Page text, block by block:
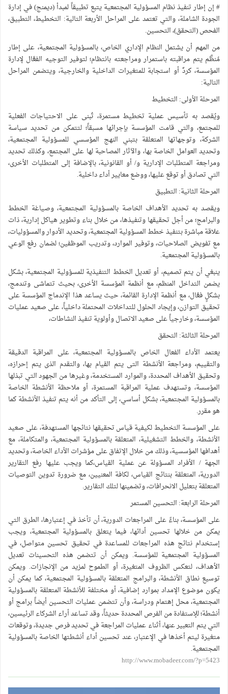
# إن إطار تنفيذ نظام المسؤولية المجتمعية يتبع تطبيقاً لمبدأ (ديمنج) في إدارة
الجودة الشاملة، والتي تعتمد على المراحل الأربعة التالية: التخطيط، التطبيق،
الفحص (التحقق)، التحسين.
من المهم أن يشتمل النظام الإداري الخاص، بالمسؤولية المجتمعية، على إطار
مُنظَّم يتم مراقبته باستمرار ومراجعته بانتظام؛ لتوفير التوجيه الفعَّال لإدارة
المؤسسة، كردِّ أو استجابة للمتغيرات الداخلية والخارجية، ويتضمن المراحل
التالية:
المرحلة الأولى: التخطيط
ويُقصد به تأسيس عملية تخطيط مستمرة، تُبنى على الاحتياجات الفعلية
للمجتمع، والتي قامت المؤسسة بإجرائها مسبقاً؛ لتتمكن من تحديد سياسة
الشركة، وتوجهاتها المتعلقة بتبني النهج المؤسسي للمسؤولية المجتمعية،
وتحديد العوامل الخاصة بها، والآثار المصاحبة لها على المجتمع، وكذلك تحديد
ومراجعة المتطلبات الإدارية و/ أو القانونية، بالإضافة إلى المتطلبات الأخرى،
التي تصادق أو توقع عليها، ووضع معايير أداء داخلية.
المرحلة الثانية: التطبيق
ويقصد به تحديد الأهداف الخاصة بالمسؤولية المجتمعية، وصياغة الخطط
والبرامج؛ من أجل تحقيقها وتنفيذها، من خلال بناء وتطوير هياكل إدارية، ذات
علاقة مباشرة بتنفيذ خطط المسؤولية المجتمعية، وتحديد الأدوار والمسؤوليات،
مع تفويض الصلاحيات، وتوفير الموارد، وتدريب الموظفين؛ لضمان رفع الوعي
بالمسؤولية المجتمعية.
ينبغي أن يتم تصميم، أو تعديل الخطط التنفيذية للمسؤولية المجتمعية، بشكل
يضمن التداخل المنظم، مع أنظمة المؤسسة الأخرى، بحيث تتماشى وتندمج،
بشكلٍ فعَّال، مع أنظمة الإدارة القائمة، حيث يساعد هذا الإندماج المؤسسة على
تحقيق التوازن، وإيجاد الحلول للتداخلات المحتملة داخلياً، على صعيد عمليات
المؤسسة، وخارجياً على صعيد الاتصال وأولوية تنفيذ النشاطات،
المرحلة الثالثة: التحقق
يعتمد الأداء الفعال الخاص بالمسؤولية المجتمعية، على المراقبة الدقيقة
والتقييم، ومراجعة الأنشطة التى يتم القيام بها، والتقدم الذى يتم إحرازه،
وتحقيق الأهداف المحددة، والموارد المستخدمة، وغيرها من الجهود التي تبذلها
المؤسسة، وتستهدف عملية المراقبة المستمرة، أو ملاحظة الأنشطة الخاصة
بالمسؤولية المجتمعية، بشكل أساسي، إلى التأكد من أنه يتم تنفيذ الأنشطة كما
هو مقرر.
على المؤسسة التخطيط لكيفية قياس تحقيقها نتائجها المستهدفة، على صعيد
الأنشطة، والخطط التشغيلية، المتعلقة بالمسؤولية المجتمعية، والمتكاملة، مع
أهدافها المؤسسية، وذلك من خلال الإتفاق على مؤشرات الأداء الخاصة، وتحديد
الجهة / الأفراد المسؤولة عن عملية القياس،كما ويجب عليها رفع التقارير
الدورية، المتعلقة بنتائج القياس، لكافة المعنيين، مع ضرورة تدوين التوصيات
المتعلقة بتعليل الانحرافات، وتضمينها لتلك التقارير.
المرحلة الرابعة: التحسين المستمر
على المؤسسة، بناءً على المراجعات الدورية، أن تأخذ في إعتبارها، الطرق التي
يمكن من خلالها تحسين أدائها، فيما يتعلق بالمسؤولية المجتمعية، ويجب
إستخدام نتائج هذه المراجعات للمساعدة في تحقيق تحسين متواصل، في
المسؤولية المجتمعية للمؤسسة. ويمكن أن تتضمن هذه التحسينات تعديل
الأهداف، لتعكس الظروف المتغيرة، أو الطموح لمزيد من الإنجازات. ويمكن
توسيع نطاق الأنشطة، والبرامج المتعلقة بالمسؤولية المجتمعية، كما يمكن أن
يكون موضوع الإمداد بموارد إضافية، أو مختلفة للأنشطة المتعلقة بالمسؤولية
المجتمعية، محل إهتمام ودراسة، وأن تتضمن عمليات التحسين أيضاً برامج أو
أنشطة؛ للإستفادة من الفرص المحددة حديثاً، وقد تساعد أراء الشركاء الرئيسين،
التي يتم التعبير عنها، أثناء عمليات المراجعة في تحديد فرص جديدة، وتوقعات
متغيرة ليتم أخذها في الإعتبار، عند تحسين أداء أنشطتها الخاصة بالمسؤولية
المجتمعية.
http://www.mobadeer.com/?p=5423